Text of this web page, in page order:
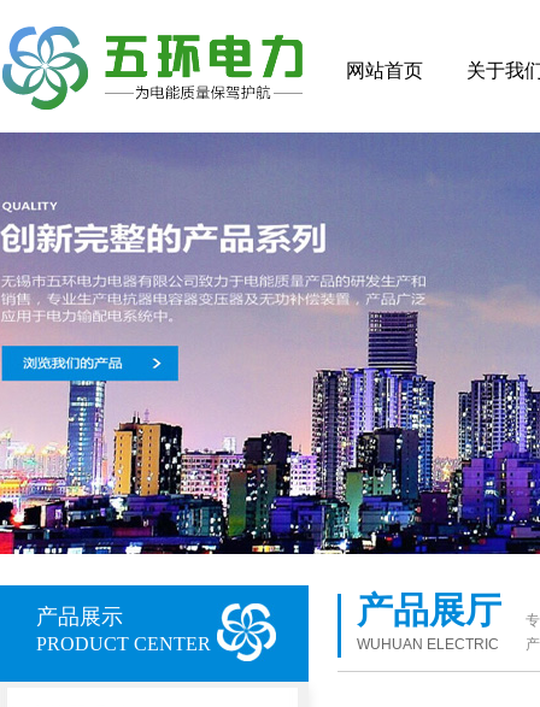
网站首页 关于我
产品展示
PRODUCT CENTER
产品展厅
WUHUAN ELECTRIC